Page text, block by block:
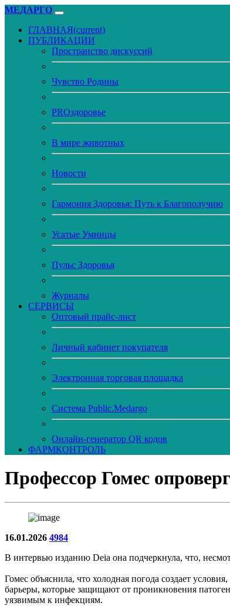
МЕДАРГО
ГЛАВНАЯ(current)
ПУБЛИКАЦИИ
Пространство дискуссий
Чувство Родины
PROздоровье
В мире животных
Новости
Гармония Здоровья: Путь к Благополучию
Усатые Умницы
Пульс Здоровья
Журналы
CЕРВИСЫ
Оптовый прайс-лист
Личный кабинет покупателя
Электронная торговая площадка
Система Public.Medargo
Онлайн-генератор QR кодов
ФАРМКОНТРОЛЬ
Профессор Гомес
16.01.2026 4984
В интервью изданию Deia она подчеркнула, что,
Гомес объяснила, что холодная погода создает
барьеры, которые защищают от проникновения
уязвимым к инфекциям.